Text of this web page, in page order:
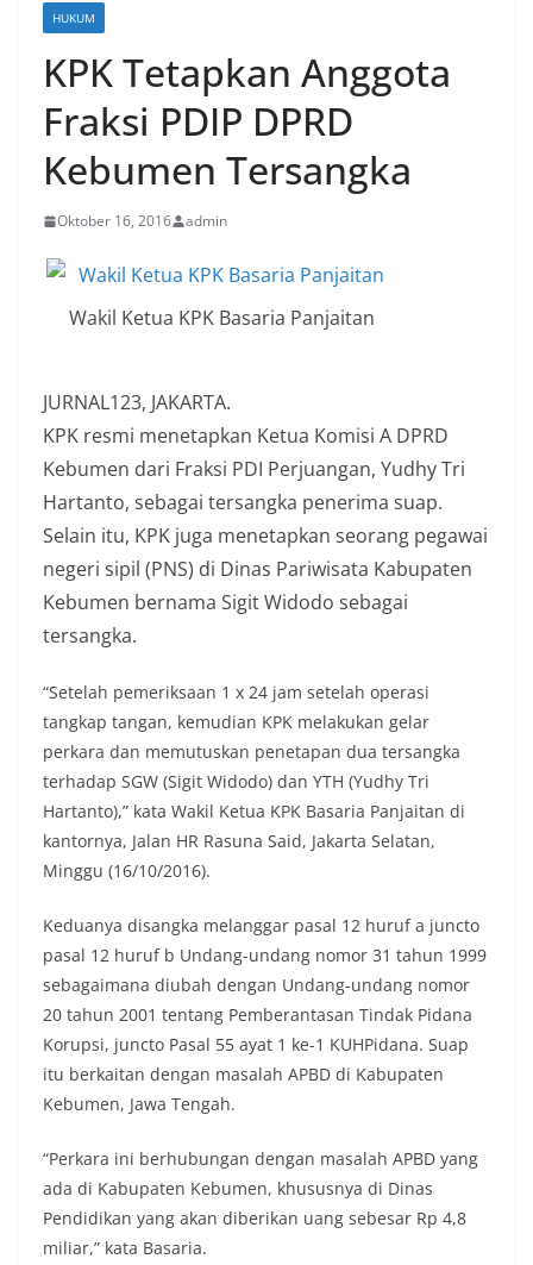
HUKUM
KPK Tetapkan Anggota
Fraksi PDIP DPRD
Kebumen Tersangka
Oktober 16, 2016 admin
Wakil Ketua KPK Basaria Panjaitan
JURNAL123, JAKARTA.
KPK resmi menetapkan Ketua Komisi A DPRD
Kebumen dari Fraksi PDI Perjuangan, Yudhy Tri
Hartanto, sebagai tersangka penerima suap.
Selain itu, KPK juga menetapkan seorang pegawai
negeri sipil (PNS) di Dinas Pariwisata Kabupaten
Kebumen bernama Sigit Widodo sebagai
tersangka.
“Setelah pemeriksaan 1 x 24 jam setelah operasi
tangkap tangan, kemudian KPK melakukan gelar
perkara dan memutuskan penetapan dua tersangka
terhadap SGW (Sigit Widodo) dan YTH (Yudhy Tri
Hartanto),” kata Wakil Ketua KPK Basaria Panjaitan di
kantornya, Jalan HR Rasuna Said, Jakarta Selatan,
Minggu (16/10/2016).
Keduanya disangka melanggar pasal 12 huruf a juncto
pasal 12 huruf b Undang-undang nomor 31 tahun 1999
sebagaimana diubah dengan Undang-undang nomor
20 tahun 2001 tentang Pemberantasan Tindak Pidana
Korupsi, juncto Pasal 55 ayat 1 ke-1 KUHPidana. Suap
itu berkaitan dengan masalah APBD di Kabupaten
Kebumen, Jawa Tengah.
“Perkara ini berhubungan dengan masalah APBD yang
ada di Kabupaten Kebumen, khususnya di Dinas
Pendidikan yang akan diberikan uang sebesar Rp 4,8
miliar,” kata Basaria.